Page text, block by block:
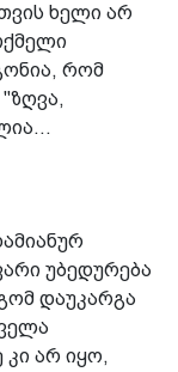
ხელი არ
რომ
უბედურება
დაუკარგა
კი არ იყო,